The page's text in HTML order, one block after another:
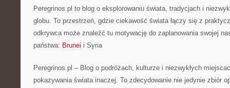
Peregrinos.pl to blog o eksplorowaniu świata, tradycjach i
globu. To przestrzeń, gdzie ciekawość świata łączy się z
odkrywca może znaleźć tu motywację do zaplanowania swojej
państwa: Brunei i Syria
Peregrinos.pl – Blog o podróżach, kulturze i niezwykłych
pokazywania świata inaczej. To zdecydowanie nie jedynie zbiór